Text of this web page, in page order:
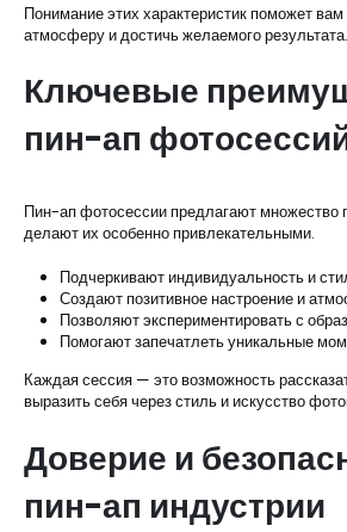
Понимание этих характеристик поможет
атмосферу и достичь желаемого результата.
Ключевые
пин-ап
Пин-ап фотосессии предлагают множество
делают их особенно привлекательными.
Подчеркивают индивидуальность и
Создают позитивное настроение и
Позволяют экспериментировать с
Помогают запечатлеть уникальные
Каждая сессия — это возможность
выразить себя через стиль и искусство
Доверие и
пин-ап индустрии